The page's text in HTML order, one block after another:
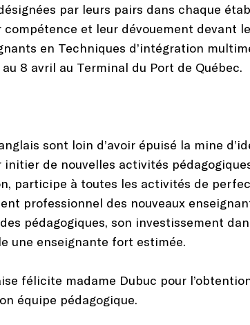
par leurs pairs dans chaque
compétence et leur dévouement devant
en Techniques d’intégration
8 avril au Terminal du Port de Québec.
sont loin d’avoir épuisé la mine
de nouvelles activités
participe à toutes les activités de
professionnel des nouveaux
pédagogiques, son investissement
une enseignante fort estimée.
félicite madame Dubuc pour
équipe pédagogique.